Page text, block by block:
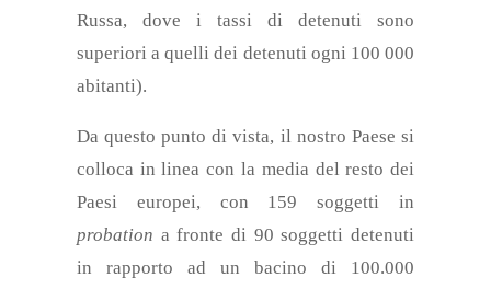
Russa, dove i tassi di detenuti sono
superiori a quelli dei detenuti ogni 100 000
abitanti).
Da questo punto di vista, il nostro Paese si
colloca in linea con la media del resto dei
Paesi europei, con 159 soggetti in
probation a fronte di 90 soggetti detenuti
in rapporto ad un bacino di 100.000